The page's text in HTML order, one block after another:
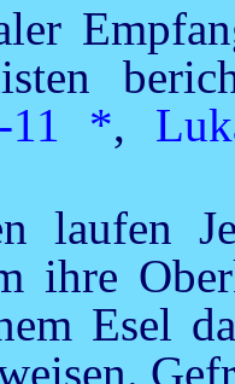
*,
laufen
ihre
Esel